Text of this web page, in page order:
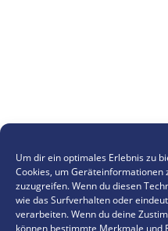
Um dir ein optimales Erlebnis zu
Cookies, um
zuzugreifen. Wenn du diesen
wie das Surfverhalten oder
verarbeiten. Wenn du deine
können bestimmte Merkmale und